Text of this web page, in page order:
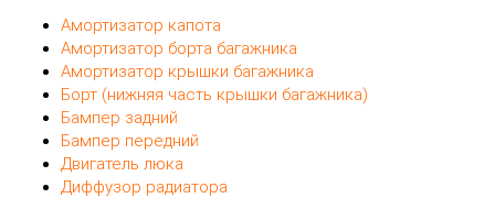
Амортизатор капота
Амортизатор борта багажника
Амортизатор крышки багажника
Борт (нижняя часть крышки багажника)
Бампер задний
Бампер передний
Двигатель люка
Диффузор радиатора